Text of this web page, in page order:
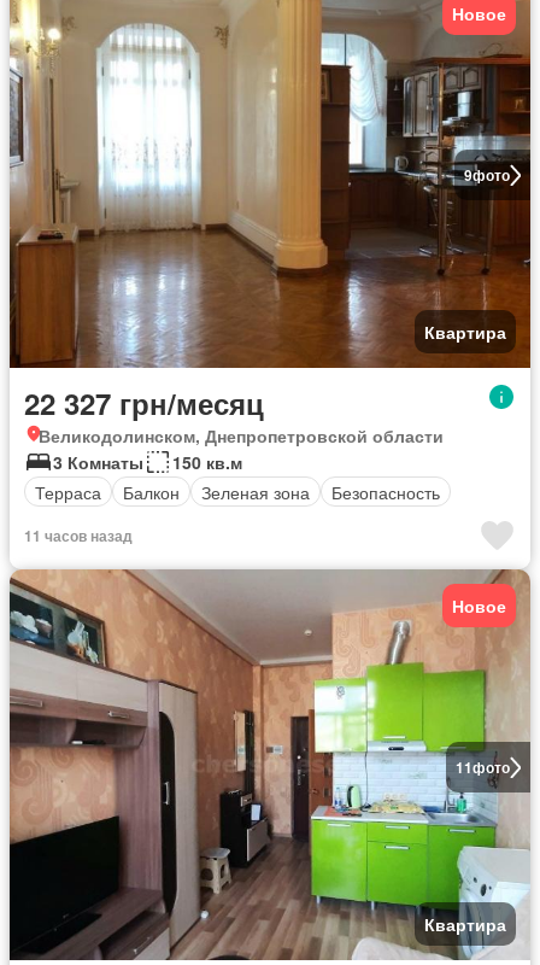
9фото
Новое
Квартира
22 327 грн/месяц
Великодолинском, Днепропетровской области
3 Комнаты
150 кв.м
Терраса
Балкон Зеленая зона Безопасность
11 часов назад
11фото
Новое
Квартира